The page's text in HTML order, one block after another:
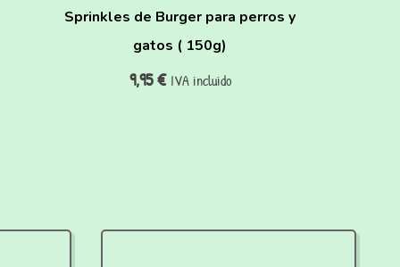
Sprinkles de Burger para perros y
gatos ( 150g)
9,95€ IVA incluido